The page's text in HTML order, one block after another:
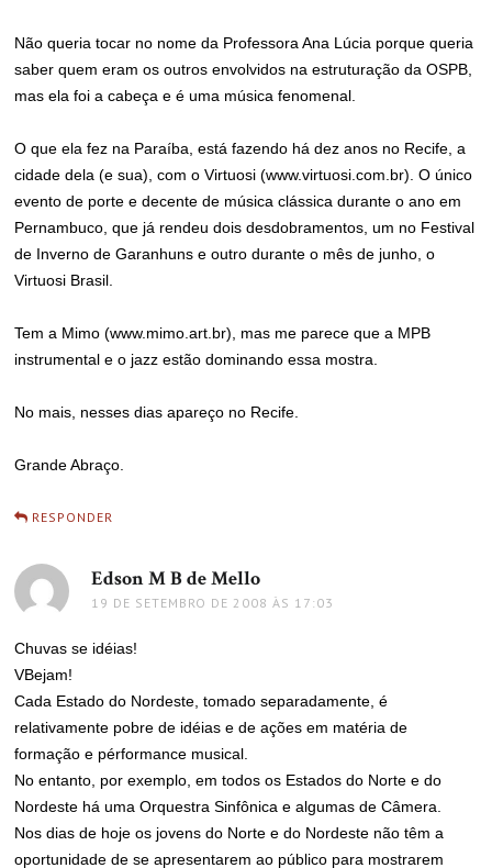
Não queria tocar no nome da Professora Ana Lúcia porque queria
saber quem eram os outros envolvidos na estruturação da OSPB,
mas ela foi a cabeça e é uma música fenomenal.
O que ela fez na Paraíba, está fazendo há dez anos no Recife, a
cidade dela (e sua), com o Virtuosi (www.virtuosi.com.br). O único
evento de porte e decente de música clássica durante o ano em
Pernambuco, que já rendeu dois desdobramentos, um no Festival
de Inverno de Garanhuns e outro durante o mês de junho, o
Virtuosi Brasil.
Tem a Mimo (www.mimo.art.br), mas me parece que a MPB
instrumental e o jazz estão dominando essa mostra.
No mais, nesses dias apareço no Recife.
Grande Abraço.
RESPONDER
Edson M B de Mello
19 DE SETEMBRO DE 2008 ÀS 17:03
Chuvas se idéias!
VBejam!
Cada Estado do Nordeste, tomado separadamente, é
relativamente pobre de idéias e de ações em matéria de
formação e pérformance musical.
No entanto, por exemplo, em todos os Estados do Norte e do
Nordeste há uma Orquestra Sinfônica e algumas de Câmera.
Nos dias de hoje os jovens do Norte e do Nordeste não têm a
oportunidade de se apresentarem ao público para mostrarem